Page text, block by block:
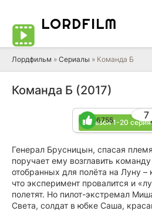
LORDFILM
Лордфильм » Сериалы » Команда Б
Команда Б (2017)
1 сезон 1-20 серия
7
6755
Генерал Брусницын, спасая
поручает ему возглавить
отобранных для полёта на Луну
что эксперимент провалится и
полетят. Но пилот-экстремал
Света, солдат в юбке Саша,